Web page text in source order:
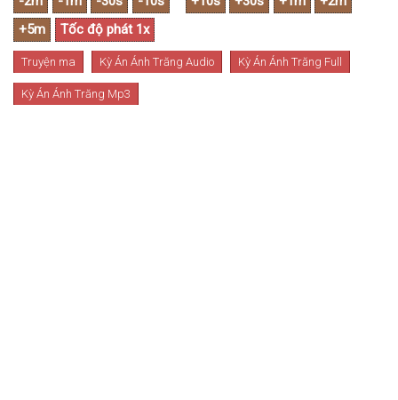
Truyện ma Kỳ Án Ánh Trăng Audio Kỳ Án Ánh Trăng Full
Kỳ Án Ánh Trăng Mp3